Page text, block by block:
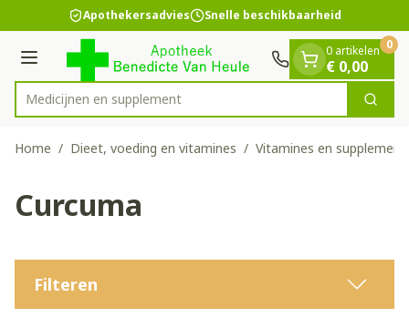
Ga naar de inhoud
1 van 1 Apothekersadvies Snelle beschikbaarheid
Menu
Product, merk, categorie...
Medic Zoek
0 artikelen
€ 0,00
0
Home / Dieet, voeding en vitamines / Vitamines en
Curcuma
Filteren